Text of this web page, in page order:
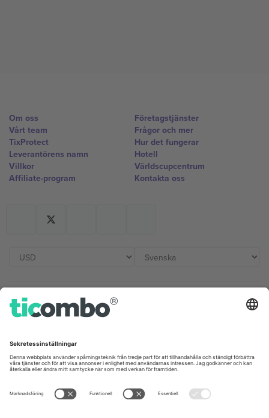
Om oss
Vårt team
TixProtect
Leverantörens namn
Villkor
Affiliate-program
Företagstjänster
Frågor och mer
Hur det fungerar
Hotell
Världscupcentrum
Kontakta oss
Kontor och support
Unter den Linden 24, 10117
Berlin, Germany
London, EC1V 1AW, United
Kingdom
United States
Switzerland